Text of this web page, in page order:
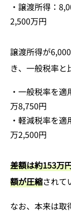
・譲渡所得：
2,500万円
譲渡所得が
き、一般税率と
・一般税率を
万8,750円
・軽減税率を
万2,500円
差額は約153万
額が圧縮されて
なお、本来は取